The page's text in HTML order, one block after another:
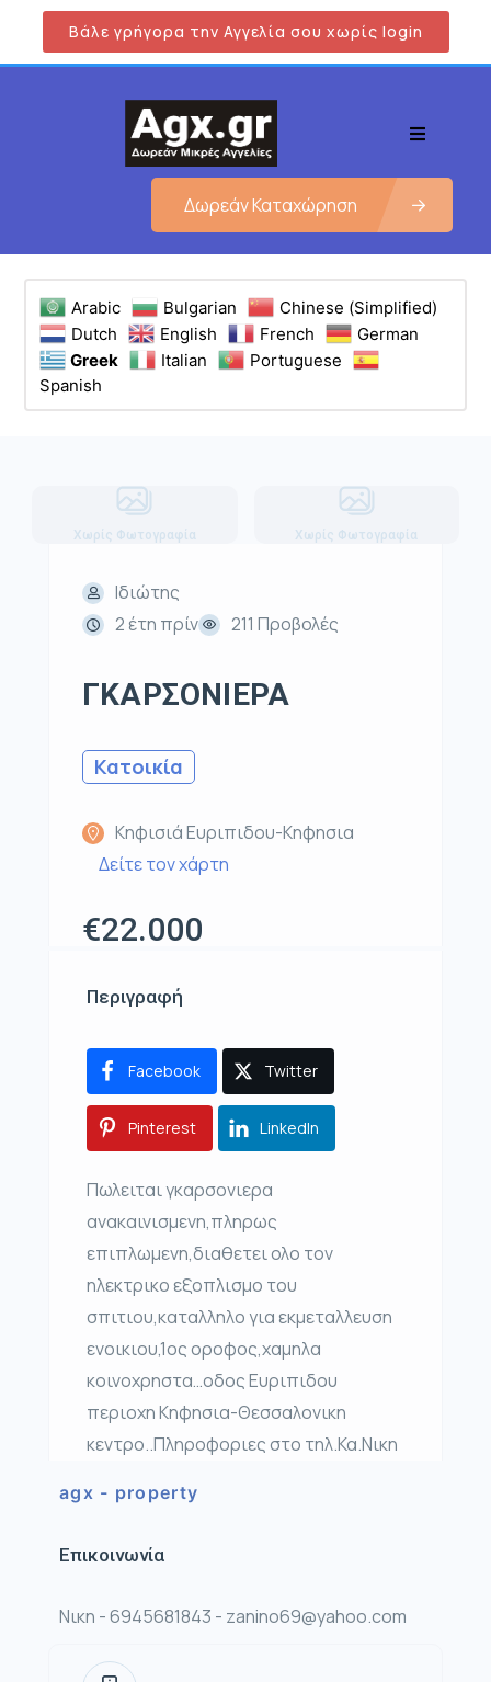
Βάλε γρήγορα την Αγγελία σου χωρίς login
Δωρεάν Καταχώρηση
Arabic Bulgarian
Chinese (Simplified)
Dutch
English French
German
Greek
Italian
Portuguese
Spanish
Χωρίς Φωτογραφία Χωρίς Φωτογραφία
Ιδιώτης
2 έτη πρίν
211 Προβολές
ΓΚΑΡΣΟΝΙΕΡΑ
Κατοικία
Κηφισιά Ευριπιδου-Κηφησια
Δείτε τον χάρτη
€22.000
Περιγραφή
Facebook Twitter
Pinterest LinkedIn
Πωλειται γκαρσονιερα
ανακαινισμενη,πληρως
επιπλωμενη,διαθετει ολο τον
ηλεκτρικο εξοπλισμο του
σπιτιου,καταλληλο για εκμεταλλευση
ενοικιου,1ος οροφος,χαμηλα
κοινοχρηστα…οδος Ευριπιδου
περιοχη Κηφησια-Θεσσαλονικη
κεντρο..Πληροφοριες στο τηλ.Κα.Νικη
agx - property
Επικοινωνία
Νικη - 6945681843 - zanino69@yahoo.com